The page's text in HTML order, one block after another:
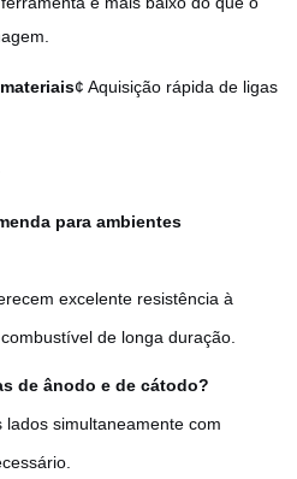
¢ Aquisição rápida de ligas
para ambientes
excelente resistência à
de longa duração.
de ânodo e de cátodo?
lados simultaneamente com